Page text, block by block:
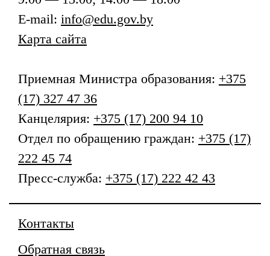
E-mail: info@edu.gov.by
Карта сайта
Приемная Министра образования: +375
(17) 327 47 36
Канцелярия: +375 (17) 200 94 10
Отдел по обращению граждан: +375 (17)
222 45 74
Пресс-служба: +375 (17) 222 42 43
Контакты
Обратная связь